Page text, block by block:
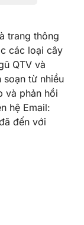
trang thông
các loại cây
QTV và
soạn từ nhiều
và phản hồi
hệ Email:
đến với